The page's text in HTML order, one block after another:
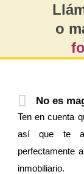
o
No es
Ten en cuenta
así que te
perfectamente
inmobiliario.